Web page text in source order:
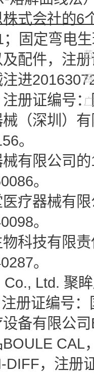
式会社的6
固定弯电
配件，注
进
册证编号
（深圳）
。
有限公司
。
疗器械有
。
科技有限
。
Ltd. 聚
册证编号
备有限公
CAL
DIFF，注册